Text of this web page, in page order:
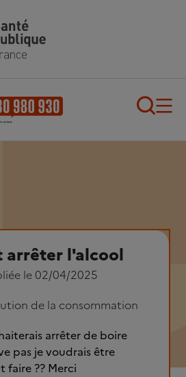
arrêter l'alcool
le 02/04/2025
de la consommation
arrêter de boire
pas je voudrais être
faire ?? Merci